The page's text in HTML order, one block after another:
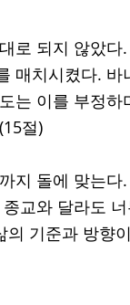
로 되지 않았
매치시켰다.
는 이를 부정
절)
지 돌에 맞는다.
교와 달라도
기준과 방향